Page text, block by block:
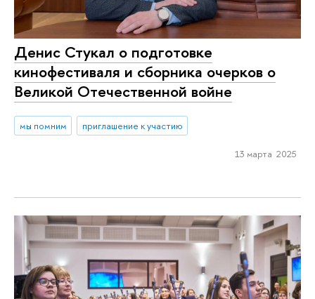
Денис Стукал о подготовке
кинофестиваля и сборника очерков о
Великой Отечественной войне
мы помним приглашение к участию
13 марта 2025